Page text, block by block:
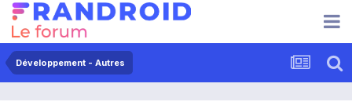
Développement - Autres